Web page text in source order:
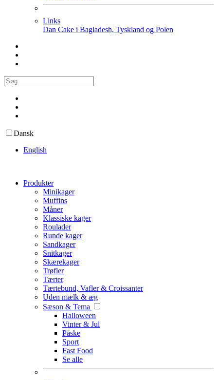
Links
Dan Cake i Bagladesh, Tyskland og Polen
Dansk
English
Produkter
Minikager
Muffins
Måner
Klassiske kager
Roulader
Runde kager
Sandkager
Snitkager
Skærekager
Trøfler
Tærter
Tærtebund, Vafler & Croissanter
Uden mælk & æg
Sæson & Tema
Halloween
Vinter & Jul
Påske
Sport
Fast Food
Se alle